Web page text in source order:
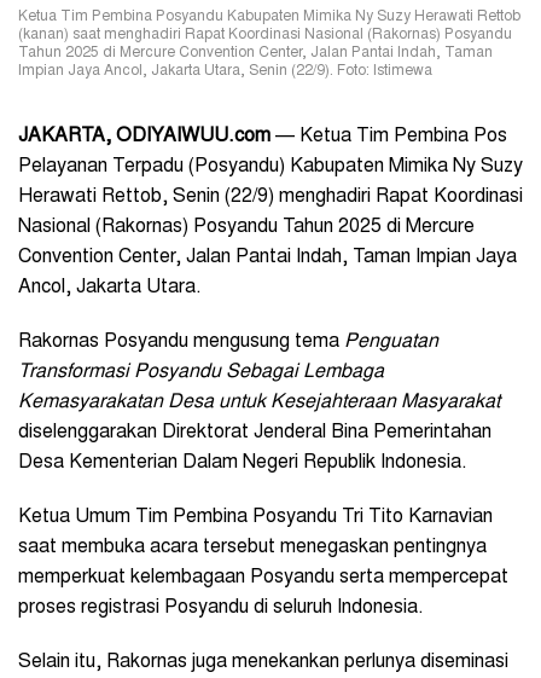
Ketua Tim Pembina Posyandu Kabupaten Mimika Ny Suzy Herawati Rettob
(kanan) saat menghadiri Rapat Koordinasi Nasional (Rakornas) Posyandu
Tahun 2025 di Mercure Convention Center, Jalan Pantai Indah, Taman
Impian Jaya Ancol, Jakarta Utara, Senin (22/9). Foto: Istimewa
JAKARTA, ODIYAIWUU.com — Ketua Tim Pembina Pos
Pelayanan Terpadu (Posyandu) Kabupaten Mimika Ny Suzy
Herawati Rettob, Senin (22/9) menghadiri Rapat Koordinasi
Nasional (Rakornas) Posyandu Tahun 2025 di Mercure
Convention Center, Jalan Pantai Indah, Taman Impian Jaya
Ancol, Jakarta Utara.
Rakornas Posyandu mengusung tema Penguatan
Transformasi Posyandu Sebagai Lembaga
Kemasyarakatan Desa untuk Kesejahteraan Masyarakat
diselenggarakan Direktorat Jenderal Bina Pemerintahan
Desa Kementerian Dalam Negeri Republik Indonesia.
Ketua Umum Tim Pembina Posyandu Tri Tito Karnavian
saat membuka acara tersebut menegaskan pentingnya
memperkuat kelembagaan Posyandu serta mempercepat
proses registrasi Posyandu di seluruh Indonesia.
Selain itu, Rakornas juga menekankan perlunya diseminasi